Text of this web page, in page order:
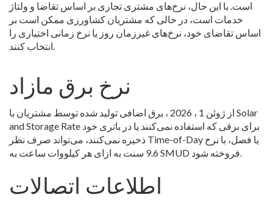
است. با این حال، نرخ‌های مشتری تجاری بر اساس تقاضا و ولتاژ
خدمات است، در حالی که مشتریان کشاورزی ممکن است بر
اساس تقاضای خود، نرخ‌های غیرزمان روز یا نرخ زمانی اختیاری را
انتخاب کنند.
نرخ برق مازاد
از ژوئن 1 ، 2026 ، برق اضافی تولید شده توسط مشتریان با Solar
and Storage Rate برای برقی که استفاده نمی‌کنند یا در باتری خود
ذخیره نمی‌کنند، می‌تواند صرف نظر Time-of-Day یا فصل، با نرخ
9.6 سنت به ازای هر کیلووات ساعت به SMUD فروخته شود.
اطلاعات اتصالات